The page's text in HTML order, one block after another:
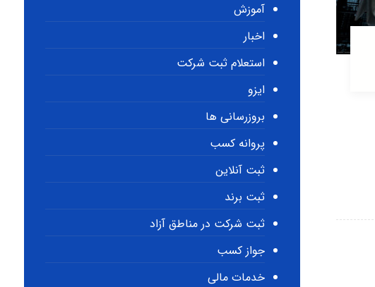
آموزش
اخبار
استعلام ثبت شرکت
ایزو
بروزرسانی ها
پروانه کسب
ثبت آنلاین
ثبت برند
ثبت شرکت در مناطق آزاد
جواز کسب
خدمات مالی